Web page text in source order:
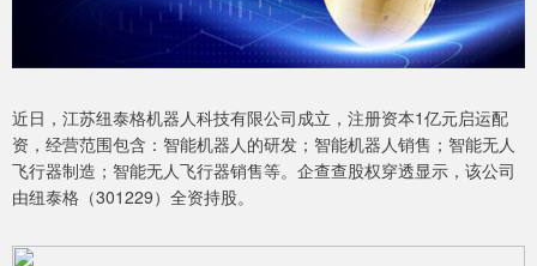
近日，江苏纽泰格机器人科技有限公司成立，注册资本1亿元启运配
资，经营范围包含：智能机器人的研发；智能机器人销售；智能无人
飞行器制造；智能无人飞行器销售等。企查查股权穿透显示，该公司
由纽泰格（301229）全资持股。